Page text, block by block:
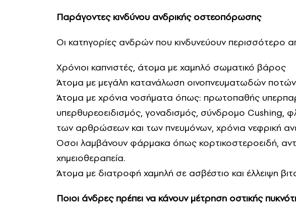
Παράγοντες κινδύνου ανδρικής οστεοπόρωσης
Οι κατηγορίες ανδρών που κινδυνεύουν περισσότερο
Χρόνιοι καπνιστές, άτομα με χαμηλό σωματικό βάρος
Άτομα με μεγάλη κατανάλωση οινοπνευματωδών ποτών
Άτομα με χρόνια νοσήματα όπως: πρωτοπαθής
υπερθυρεοειδισμός, γοναδισμός, σύνδρομο Cushing,
των αρθρώσεων και των πνευμόνων, χρόνια νεφρική
Όσοι λαμβάνουν φάρμακα όπως κορτικοστεροειδή,
χημειοθεραπεία.
Άτομα με διατροφή χαμηλή σε ασβέστιο και έλλειψη
Ποιοι άνδρες πρέπει να κάνουν μέτρηση οστικής